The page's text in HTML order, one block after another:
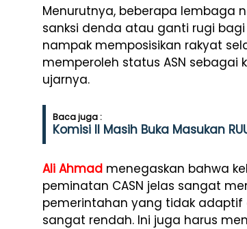
Menurutnya, beberapa lembaga
sanksi denda atau ganti rugi bagi
nampak memposisikan rakyat
memperoleh status ASN sebagai
ujarnya.
Baca juga :
Komisi II Masih Buka Masukan
Ali Ahmad menegaskan bahwa
peminatan CASN jelas sangat
pemerintahan yang tidak adaptif
sangat rendah. Ini juga harus